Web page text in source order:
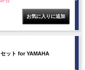
ット for YAMAHA